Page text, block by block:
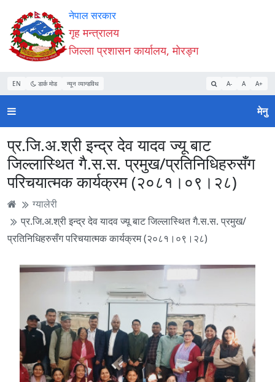
Accessibility
Mode
सुरु
गर्नुहोस्
सामाग्री
पढ्नुहाेस्
नेभिगेसन
पढ्नुहाेस्
वेबसाइट
खोजमा
जानुहोस्
नेपाल सरकार
गृह मन्त्रालय
जिल्ला प्रशासन कार्यालय, मोरङ्ग
EN डार्क मोड न्यून व्यान्डविथ A- A A+
मेनु
प्र.जि.अ.श्री इन्द्र देव यादव ज्यू बाट
जिल्लास्थित गै.स.स. प्रमुख/प्रतिनिधिहरुसँग
परिचयात्मक कार्यक्रम (२०८१।०९।२८)
ग्यालेरी
प्र.जि.अ.श्री इन्द्र देव यादव ज्यू बाट जिल्लास्थित गै.स.स. प्रमुख/
प्रतिनिधिहरुसँग परिचयात्मक कार्यक्रम (२०८१।०९।२८)